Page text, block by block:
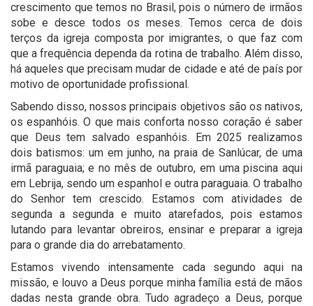
crescimento que temos no Brasil, pois o número de irmãos
sobe e desce todos os meses. Temos cerca de dois
terços da igreja composta por imigrantes, o que faz com
que a frequência dependa da rotina de trabalho. Além disso,
há aqueles que precisam mudar de cidade e até de país por
motivo de oportunidade profissional.
Sabendo disso, nossos principais objetivos são os nativos,
os espanhóis. O que mais conforta nosso coração é saber
que Deus tem salvado espanhóis. Em 2025 realizamos
dois batismos: um em junho, na praia de Sanlúcar, de uma
irmã paraguaia; e no mês de outubro, em uma piscina aqui
em Lebrija, sendo um espanhol e outra paraguaia. O trabalho
do Senhor tem crescido. Estamos com atividades de
segunda a segunda e muito atarefados, pois estamos
lutando para levantar obreiros, ensinar e preparar a igreja
para o grande dia do arrebatamento.
Estamos vivendo intensamente cada segundo aqui na
missão, e louvo a Deus porque minha família está de mãos
dadas nesta grande obra. Tudo agradeço a Deus, porque